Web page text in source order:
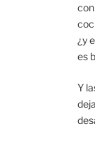
¿y
es
Y